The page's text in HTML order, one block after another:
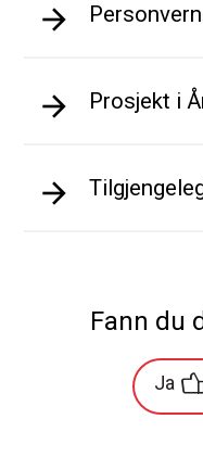
Prosjekt i
Fann du
Ja